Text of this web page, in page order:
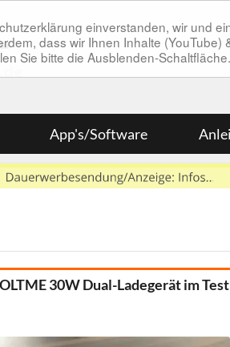
einverstanden, wir und
dass wir Ihnen Inhalte
Sie bitte die Ausblenden-Schaltfläche.
App's/Software
30W Dual-Ladegerät im Test